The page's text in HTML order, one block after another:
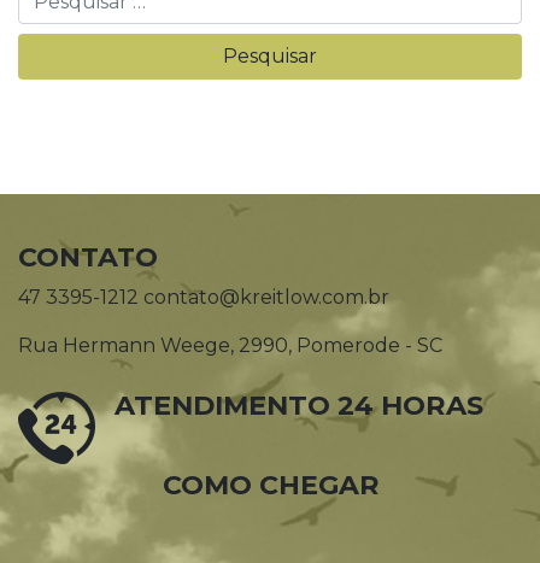
CONTATO
47 3395-1212 contato@kreitlow.com.br
Rua Hermann Weege, 2990, Pomerode - SC
ATENDIMENTO 24 HORAS
COMO CHEGAR